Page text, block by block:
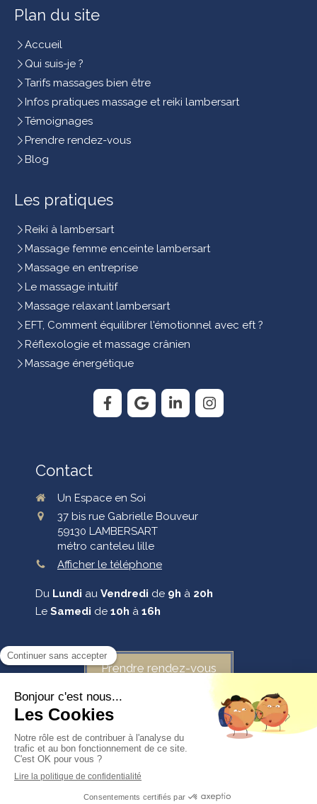
Plan du site
Accueil
Qui suis-je ?
Tarifs massages bien être
Infos pratiques massage et reiki lambersart
Témoignages
Prendre rendez-vous
Blog
Les pratiques
Reiki à lambersart
Massage femme enceinte lambersart
Massage en entreprise
Le massage intuitif
Massage relaxant lambersart
EFT, Comment équilibrer l'émotionnel avec eft ?
Réflexologie et massage crânien
Massage énergétique
Contact
Un Espace en Soi
37 bis rue Gabrielle Bouveur
59130 LAMBERSART
métro canteleu lille
Afficher le téléphone
Du Lundi au Vendredi de 9h à 20h
Le Samedi de 10h à 16h
Prendre rendez-vous
©2025 Un Espace en Soi - Massages-bien-être-reiki-eft
Création et référencement du site par Simplébo